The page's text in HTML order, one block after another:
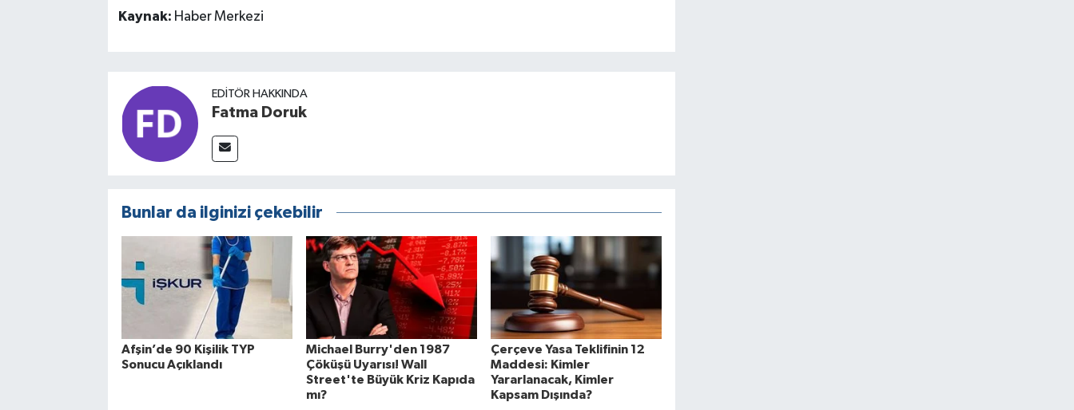
Kaynak: Haber Merkezi
EDITÖR HAKKINDA
Fatma Doruk
Bunlar da ilginizi çekebilir
Afşin’de 90 Kişilik TYP
Sonucu Açıklandı
Michael Burry'den 1987
Çöküşü Uyarısı! Wall
Street'te Büyük Kriz Kapıda
mı?
Çerçeve Yasa Teklifinin 12
Maddesi: Kimler
Yararlanacak, Kimler
Kapsam Dışında?